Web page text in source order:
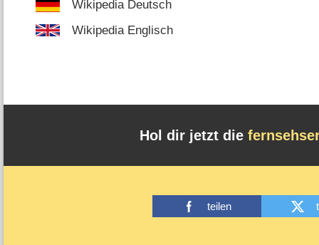
Wikipedia Deutsch
Wikipedia Englisch
Hol dir jetzt die
teilen